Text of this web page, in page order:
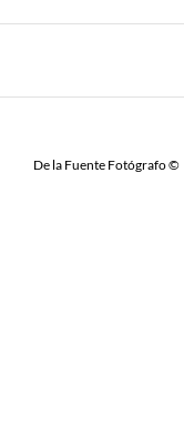
De la Fuente Fotógrafo ©